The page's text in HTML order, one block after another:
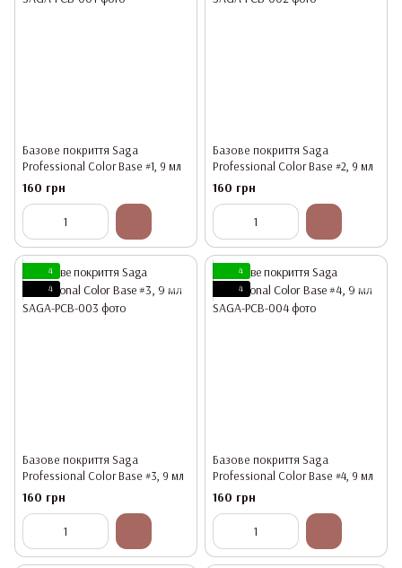
Базове покриття Saga
Professional Color Base #1, 9 мл
160 грн
Базове покриття Saga
Professional Color Base #2, 9 мл
160 грн
4
4
Базове покриття Saga
Professional Color Base #3, 9 мл
160 грн
4
4
Базове покриття Saga
Professional Color Base #4, 9 мл
160 грн